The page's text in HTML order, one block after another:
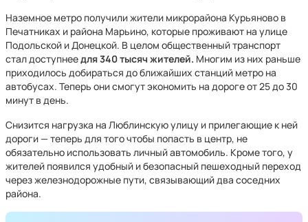
Наземное метро получили жители микрорайона Курьяново в
Печатниках и района Марьино, которые проживают на улице
Подольской и Донецкой. В целом общественный транспорт
стал доступнеедля 340 тысяч жителей. Многим из них раньше
приходилось добираться до ближайших станций метро на
автобусах. Теперь они смогут экономить на дороге от 25 до 30
минут в день.
Снизится нагрузка на Люблинскую улицу и прилегающие к ней
дороги — теперь для того чтобы попасть в центр, не
обязательно использовать личный автомобиль. Кроме того, у
жителей появился удобный и безопасный пешеходный переход
через железнодорожные пути, связывающий два соседних
района.